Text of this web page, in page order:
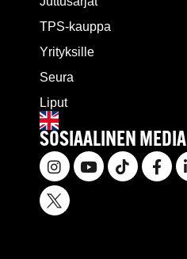
TPS-kauppa
Yrityksille
Seura
Liput
SOSIAALINEN MEDIA